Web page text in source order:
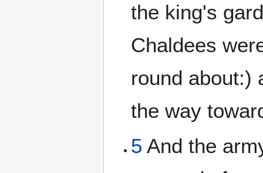
the king's
Chaldees
round about:)
the way
5 And the